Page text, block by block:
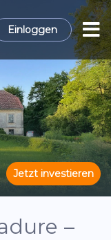
Einloggen
Jetzt investieren
–